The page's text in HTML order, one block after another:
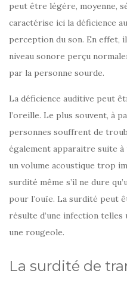
peut être légère, moyenne,
caractérise ici la déficience
perception du son. En effet,
niveau sonore perçu
par la personne sourde.
La déficience auditive peut
l’oreille. Le plus souvent, à
personnes souffrent de
également apparaitre suite à
un volume acoustique trop
surdité même s’il ne dure
pour l’ouïe. La surdité peut
résulte d’une infection
une rougeole.
La surdité de